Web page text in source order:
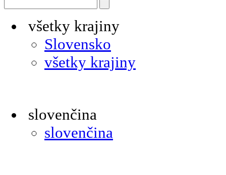
všetky krajiny
Slovensko
všetky krajiny
slovenčina
slovenčina